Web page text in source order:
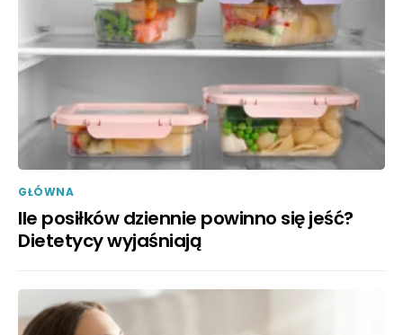
GŁÓWNA
Ile posiłków dziennie powinno się jeść?
Dietetycy wyjaśniają